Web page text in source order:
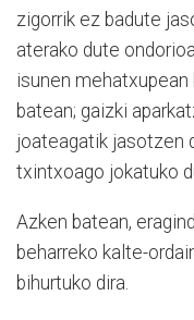
zigorrik ez badute
aterako dute
isunen
batean; gaizki
joateagatik jasotzen
txintxoago jokatuko
Azken batean,
beharreko kalte-
bihurtuko dira.